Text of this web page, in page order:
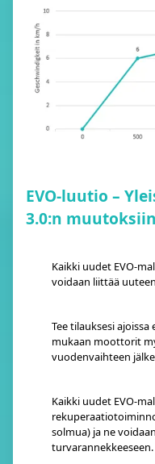
EVO-luutio –
3.0:n muutoksiin
Kaikki uudet EVO-
voidaan liittää
Tee tilauksesi
mukaan moottorit
vuodenvaihteen
Kaikki uudet EVO-
solmua) ja ne
turvarannekkeeseen.